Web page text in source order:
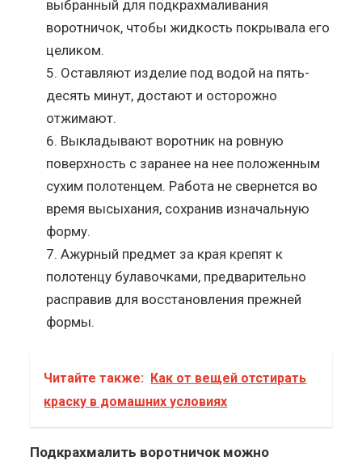
выбранный для подкрахмаливания
воротничок, чтобы жидкость покрывала его
целиком.
Оставляют изделие под водой на пять-
десять минут, достают и осторожно
отжимают.
Выкладывают воротник на ровную
поверхность с заранее на нее положенным
сухим полотенцем. Работа не свернется во
время высыхания, сохранив изначальную
форму.
Ажурный предмет за края крепят к
полотенцу булавочками, предварительно
расправив для восстановления прежней
формы.
Читайте также: Как от вещей отстирать
краску в домашних условиях
Подкрахмалить воротничок можно